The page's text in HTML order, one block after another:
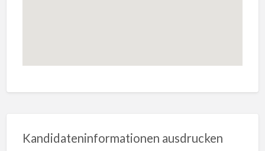
Kandidateninformationen ausdrucken